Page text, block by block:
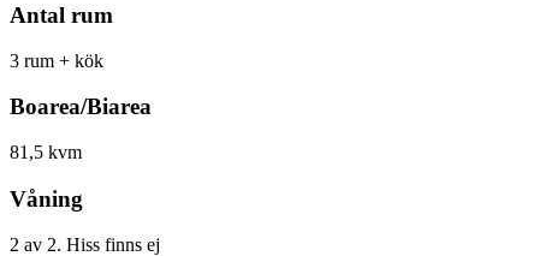
Antal rum
3 rum + kök
Boarea/Biarea
81,5 kvm
Våning
2 av 2. Hiss finns ej